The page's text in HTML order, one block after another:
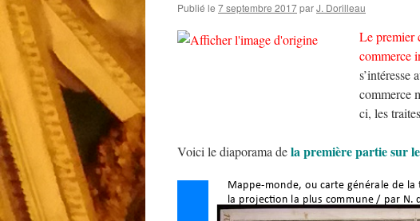
Publié le 7 septembre 2017parJ. Dorilleau
Le premier
commerce
s’intéresse
commerce
ci, les
Voici le diaporama dela première partie sur